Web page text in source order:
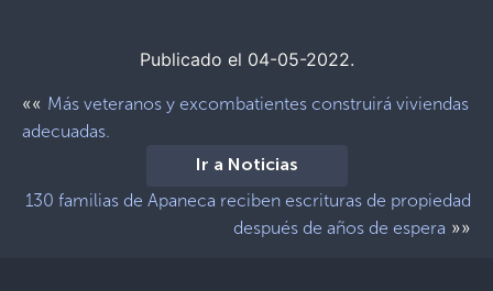
Publicado el 04-05-2022.
«« Más veteranos y excombatientes construirá viviendas
adecuadas.
Ir a Noticias
130 familias de Apaneca reciben escrituras de propiedad
después de años de espera »»